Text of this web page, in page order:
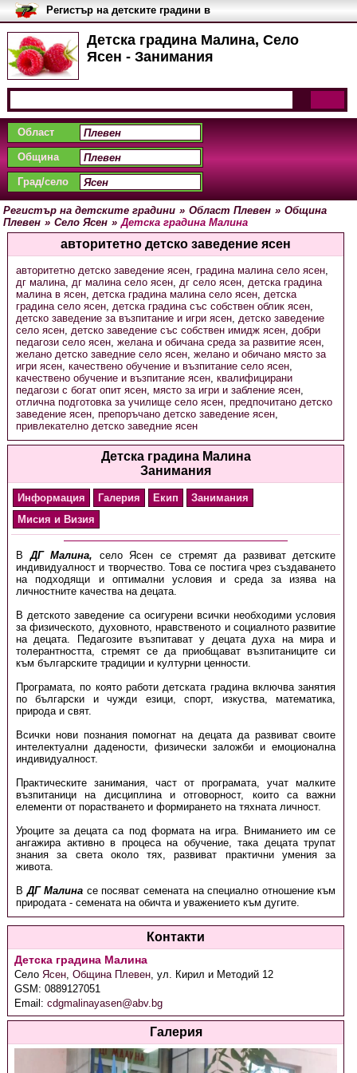
Детска градина Малина, Село
Ясен - Занимания
Регистър на детските градини в
България
Област
Община
Град/село
Регистър на детските градини » Област Плевен » Община
Плевен » Село Ясен » Детска градина Малина
авторитетно детско заведение ясен
авторитетно детско заведение ясен, градина малина село ясен,
дг малина, дг малина село ясен, дг село ясен, детска градина
малина в ясен, детска градина малина село ясен, детска
градина село ясен, детска градина със собствен облик ясен,
детско заведение за възпитание и игри ясен, детско заведение
село ясен, детско заведение със собствен имидж ясен, добри
педагози село ясен, желана и обичана среда за развитие ясен,
желано детско заведние село ясен, желано и обичано място за
игри ясен, качествено обучение и възпитание село ясен,
качествено обучение и възпитание ясен, квалифицирани
педагози с богат опит ясен, място за игри и забление ясен,
отлична подготовка за училище село ясен, предпочитано детско
заведение ясен, препоръчано детско заведение ясен,
привлекателно детско заведние ясен
Детска градина Малина
Занимания
Информация Галерия Екип
Занимания
Мисия и Визия
ВДГ Малина, село Ясен се стремят да развиват детските
индивидуалност и творчество. Това се постига чрез създаването
на подходящи и оптимални условия и среда за изява на
личностните качества на децата.
В детското заведение са осигурени всички необходими условия
за физическото, духовното, нравственото и социалното развитие
на децата. Педагозите възпитават у децата духа на мира и
толерантността, стремят се да приобщават възпитаниците си
към българските традиции и културни ценности.
Програмата, по която работи детската градина включва занятия
по български и чужди езици, спорт, изкуства, математика,
природа и свят.
Всички нови познания помогнат на децата да развиват своите
интелектуални дадености, физически заложби и емоционална
индивидуалност.
Практическите занимания, част от програмата, учат малките
възпитаници на дисциплина и отговорност, които са важни
елементи от порастването и формирането на тяхната личност.
Уроците за децата са под формата на игра. Вниманието им се
ангажира активно в процеса на обучение, така децата трупат
знания за света около тях, развиват практични умения за
живота.
ВДГ Малина се посяват семената на специално отношение към
природата - семената на обичта и уважението към дугите.
Контакти
Детска градина Малина
СелоЯсен,Община Плевен,ул. Кирил и Методий 12
GSM:0889127051
Email:cdgmalinayasen@abv.bg
Галерия